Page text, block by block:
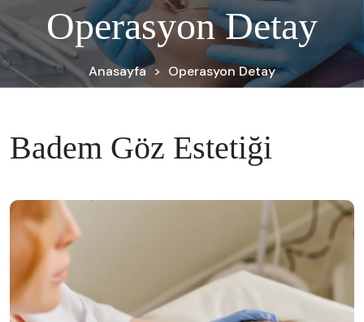
Operasyon Detay
Anasayfa > Operasyon Detay
Badem Göz Estetiği